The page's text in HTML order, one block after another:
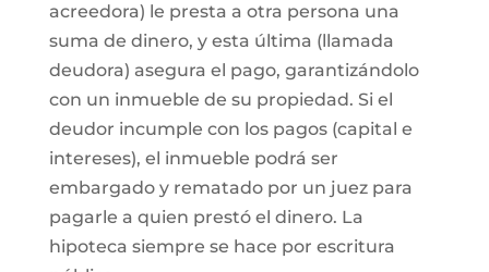
acreedora) le presta a otra persona una
suma de dinero, y esta última (llamada
deudora) asegura el pago, garantizándolo
con un inmueble de su propiedad. Si el
deudor incumple con los pagos (capital e
intereses), el inmueble podrá ser
embargado y rematado por un juez para
pagarle a quien prestó el dinero. La
hipoteca siempre se hace por escritura